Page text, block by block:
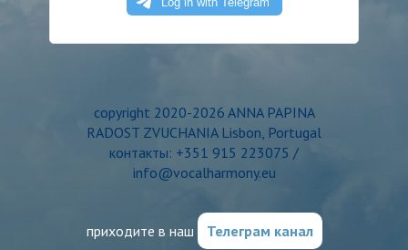
copyright 2020-2026 ANNA PAPINA
RADOST ZVUCHANIA Lisbon, Portugal
контакты: +351 915 223075 /
info@vocalharmony.eu
приходите в наш Телеграм канал